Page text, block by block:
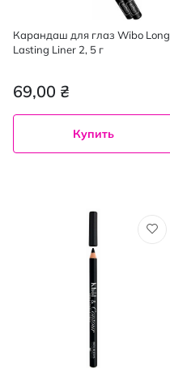
Карандаш для глаз Wibo Long
Lasting Liner 2, 5 г
69,00 ₴
Купить